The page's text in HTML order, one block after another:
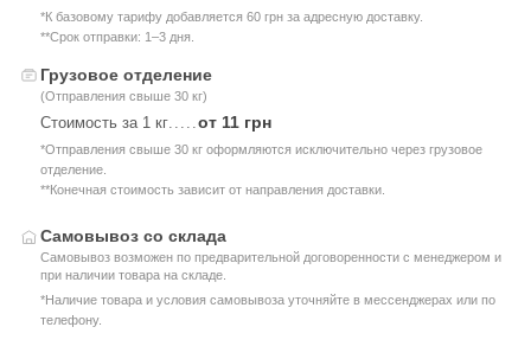
*К базовому тарифу добавляется 60 грн за адресную доставку.
**Срок отправки: 1–3 дня.
Грузовое отделение
(Отправления свыше 30 кг)
Стоимость за 1 кг.....от 11 грн
*Отправления свыше 30 кг оформляются исключительно через грузовое
отделение.
**Конечная стоимость зависит от направления доставки.
Самовывоз со склада
Самовывоз возможен по предварительной договоренности с менеджером и
при наличии товара на складе.
*Наличие товара и условия самовывоза уточняйте в мессенджерах или по
телефону.